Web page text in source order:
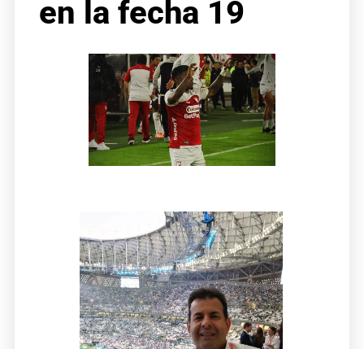
en la fecha 19